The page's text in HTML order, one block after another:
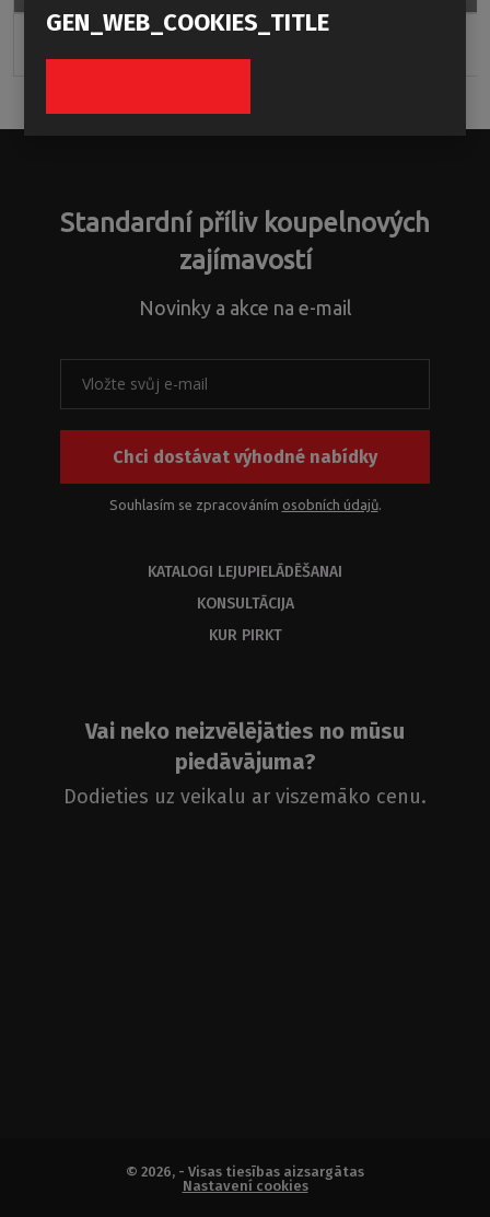
SIA Ideall
Latvija
Standardní příliv koupelnových
zajímavostí
Novinky a akce na e-mail
Chci dostávat výhodné nabídky
Souhlasím se zpracováním osobních údajů.
KATALOGI LEJUPIELĀDĒŠANAI
KONSULTĀCIJA
KUR PIRKT
Vai neko neizvēlējāties no mūsu
piedāvājuma?
Dodieties uz veikalu ar viszemāko cenu.
© 2026, - Visas tiesības aizsargātas
Nastavení cookies
GEN_WEB_COOKIES_TITLE